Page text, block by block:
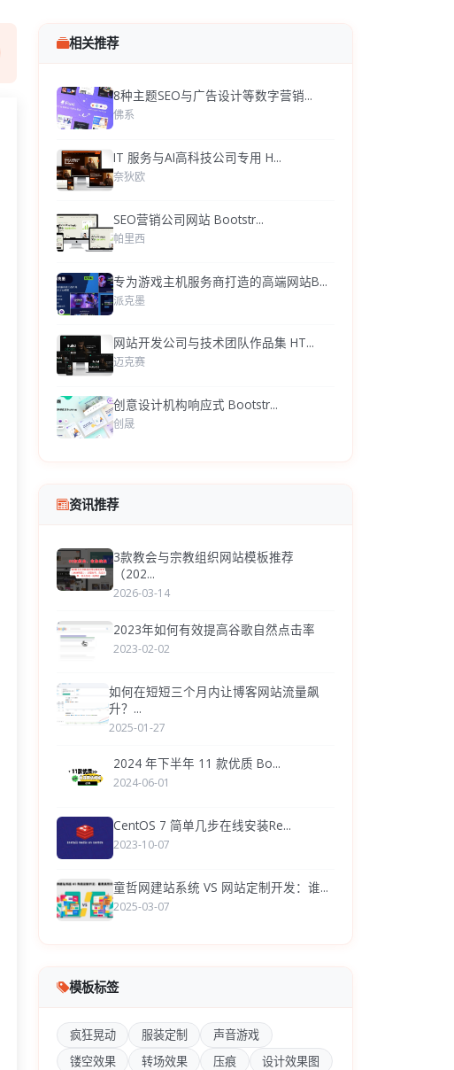
相关推荐
8种主题SEO与广告设计等数字营销...
佛系
IT 服务与AI高科技公司专用 H...
奈狄欧
SEO营销公司网站 Bootstr...
帕里西
专为游戏主机服务商打造的高端网站B...
派克墨
网站开发公司与技术团队作品集 HT...
迈克赛
创意设计机构响应式 Bootstr...
创晟
资讯推荐
3款教会与宗教组织网站模板推荐
（202...
2026-03-14
2023年如何有效提高谷歌自然点击率
2023-02-02
如何在短短三个月内让博客网站流量飙
升？...
2025-01-27
2024 年下半年 11 款优质 Bo...
2024-06-01
CentOS 7 简单几步在线安装Re...
2023-10-07
童哲网建站系统 VS 网站定制开发：谁...
2025-03-07
模板标签
疯狂晃动 服装定制
声音游戏
镂空效果
转场效果 压痕
设计效果图